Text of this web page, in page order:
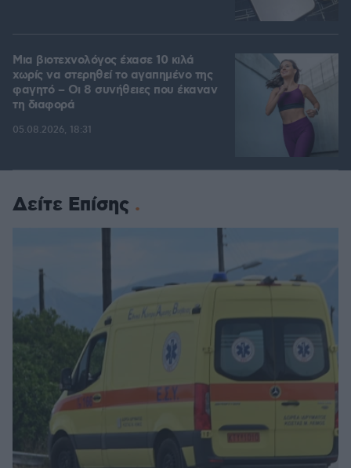
Μια βιοτεχνολόγος έχασε 10 κιλά
χωρίς να στερηθεί το αγαπημένο της
φαγητό – Οι 8 συνήθειες που έκαναν
τη διαφορά
05.08.2026, 18:31
Δείτε Επίσης